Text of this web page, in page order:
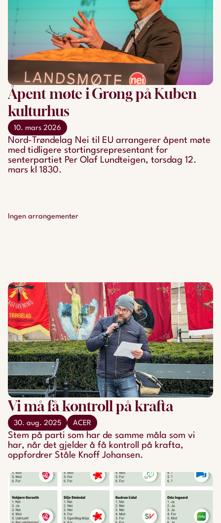
Åpent møte i Grong på Kuben
kulturhus
10. mars 2026
Nord-Trøndelag Nei til EU arrangerer åpent møte
med tidligere stortingsrepresentant for
senterpartiet Per Olaf Lundteigen, torsdag 12.
mars kl 1830.
Ingen arrangementer
Vi må få kontroll på krafta
30. aug. 2025 ACER
Stem på parti som har de samme måla som vi
har, når det gjelder å få kontroll på krafta,
oppfordrer Ståle Knoff Johansen.